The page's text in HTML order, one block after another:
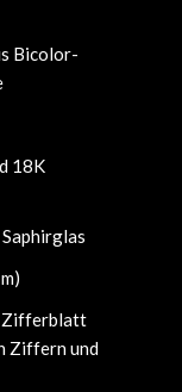
Bicolor-
18K
Zifferblatt
Ziffern und